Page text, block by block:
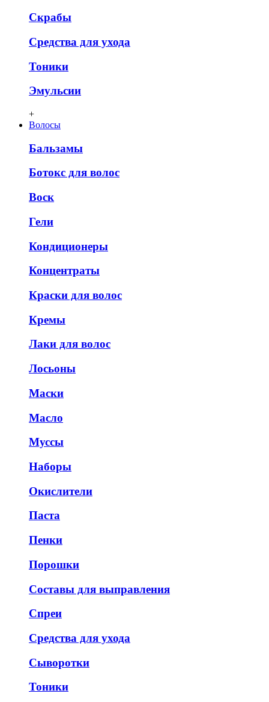
Скрабы
Средства для ухода
Тоники
Эмульсии
+
Волосы
Бальзамы
Ботокс для волос
Воск
Гели
Кондиционеры
Концентраты
Краски для волос
Кремы
Лаки для волос
Лосьоны
Маски
Масло
Муссы
Наборы
Окислители
Паста
Пенки
Порошки
Составы для выправления
Спреи
Средства для ухода
Сыворотки
Тоники